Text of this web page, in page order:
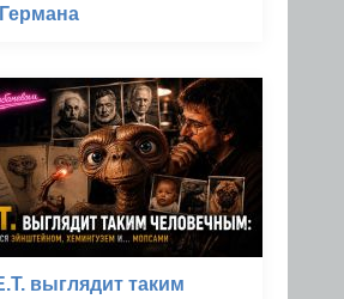
выглядит таким